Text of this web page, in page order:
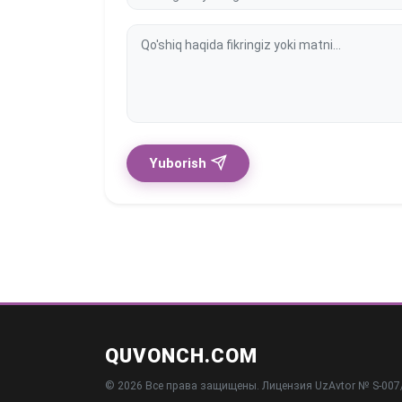
Yuborish
QUVONCH.COM
© 2026 Все права защищены. Лицензия UzAvtor № S-